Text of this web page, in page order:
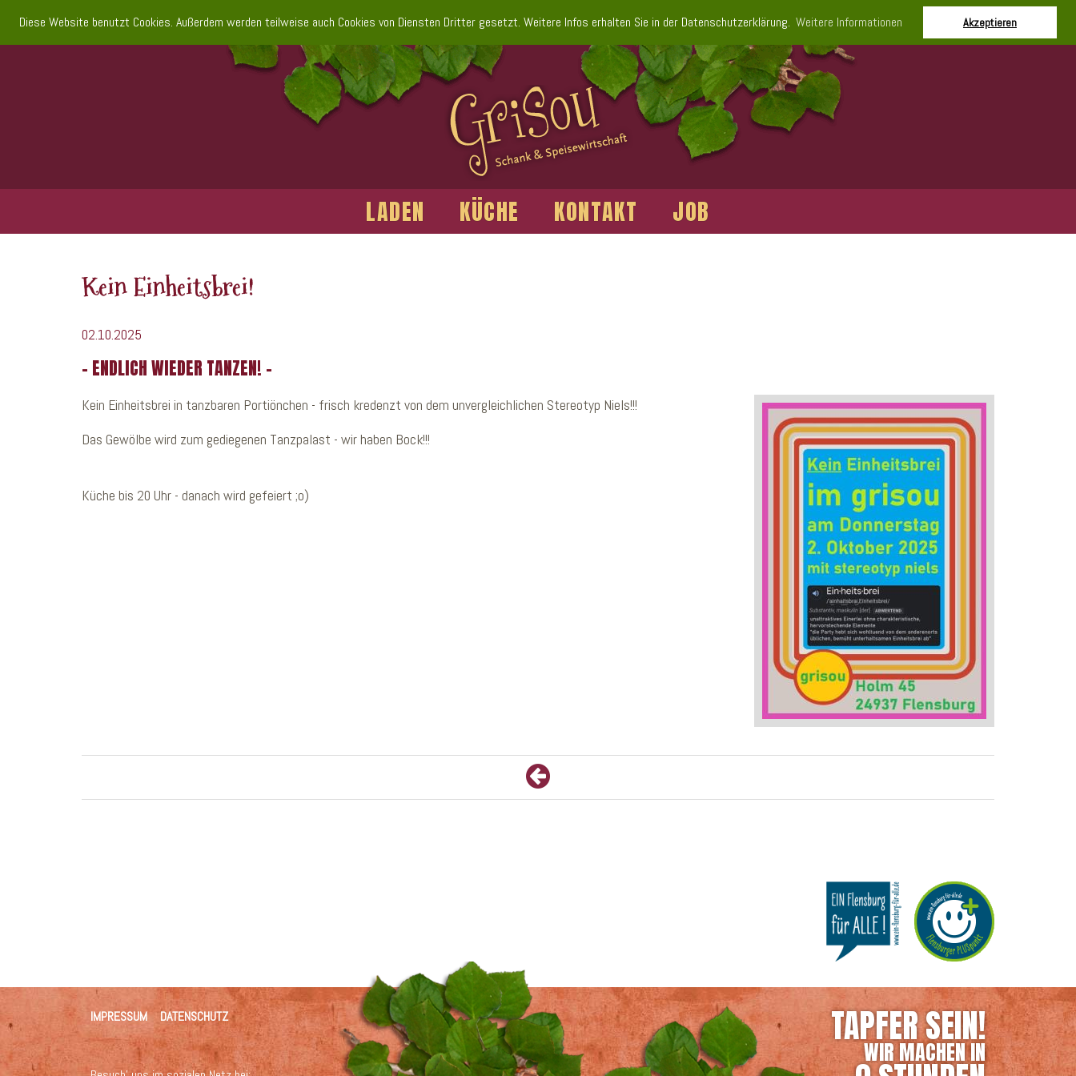
Diese Website benutzt Cookies. Außerdem werden teilweise auch Cookies von Diensten Dritter gesetzt. Weitere Infos erhalten Sie in der Datenschutzerklärung. Weitere Informationen Akzeptieren
LADEN KÜCHE KONTAKT JOB
Kein Einheitsbrei!
02.10.2025
- ENDLICH WIEDER TANZEN! -
Kein Einheitsbrei in tanzbaren Portiönchen - frisch kredenzt von dem unvergleichlichen Stereotyp Niels!!!
Das Gewölbe wird zum gediegenen Tanzpalast - wir haben Bock!!!
Küche bis 20 Uhr - danach wird gefeiert ;o)
IMPRESSUM DATENSCHUTZ TAPFER SEIN!
WIR MACHEN IN